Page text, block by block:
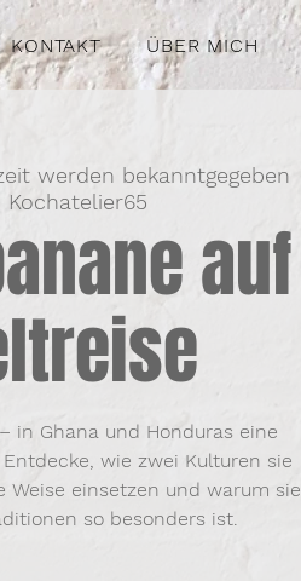
KONTAKT ÜBER MICH
werden bekanntgegeben
Kochatelier65
auf
in Ghana und Honduras eine
wie zwei Kulturen sie
Weise einsetzen und warum sie
so besonders ist.